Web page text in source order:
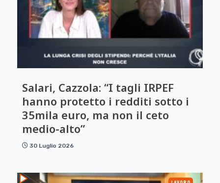
Salari, Cazzola: “I tagli IRPEF
hanno protetto i redditi sotto i
35mila euro, ma non il ceto
medio-alto”
30 Luglio 2026